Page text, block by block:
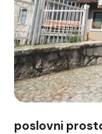
poslovni